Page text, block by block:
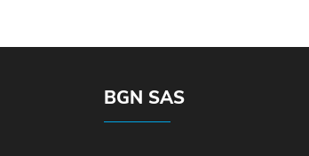
BGN SAS